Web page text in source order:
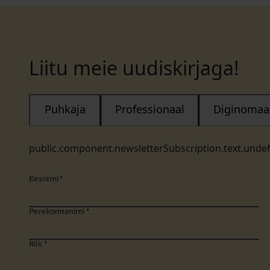
Liitu meie uudiskirjaga!
Puhkaja Professionaal
Eesnimi *
Perekonnanimi *
Riik *